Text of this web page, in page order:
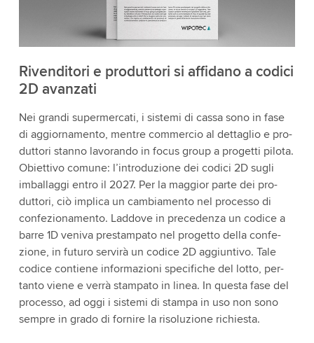
Rivenditori e produttori si affidano a codici
2D avanzati
Nei grandi supermercati, i sistemi di cassa sono in fase
di aggiornamento, mentre commercio al dettaglio e pro­
duttori stanno lavorando in focus group a progetti pilo­ta.
Obiettivo comune: l’introduzione dei codici 2D sugli
imballaggi entro il 2027. Per la maggior parte dei pro­
duttori, ciò implica un cambiamento nel processo di
confezionamento. Laddove in precedenza un codice a
barre 1D veniva prestampato nel progetto della confe­
zione, in futuro servirà un codice 2D aggiuntivo. Tale
codice contiene informazioni specifiche del lotto, per­
tanto viene e verrà stampato in linea. In questa fase del
processo, ad oggi i sistemi di stampa in uso non sono
sempre in grado di fornire la risoluzione richiesta.